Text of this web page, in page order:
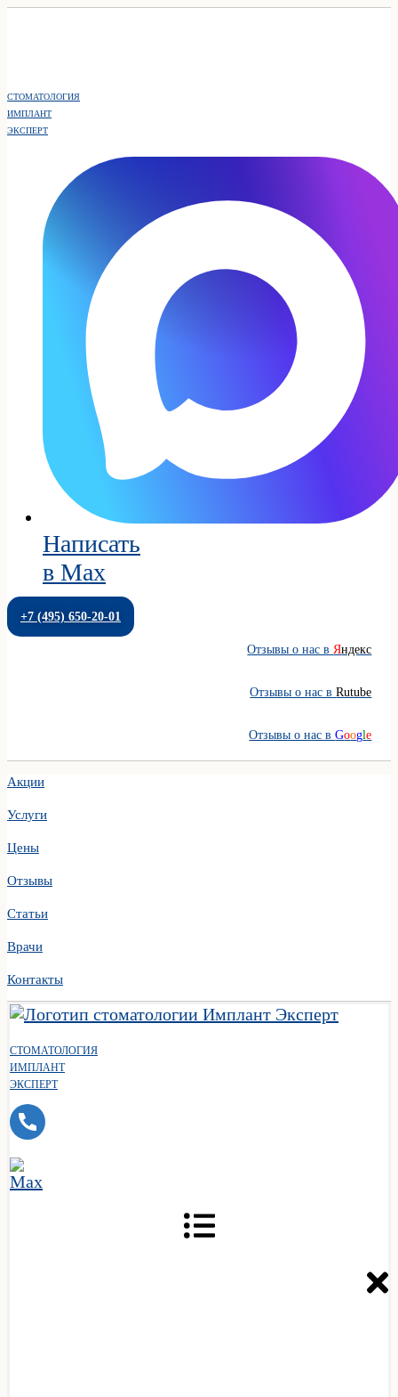
СТОМАТОЛОГИЯ
ИМПЛАНТ
ЭКСПЕРТ
Написать
в Max
+7 (495) 650-20-01
Отзывы о нас вЯндекс
Отзывы о нас вRutube
Отзывы о нас вGoogle
Акции
Услуги
Цены
Отзывы
Статьи
Врачи
Контакты
СТОМАТОЛОГИЯ
ИМПЛАНТ
ЭКСПЕРТ